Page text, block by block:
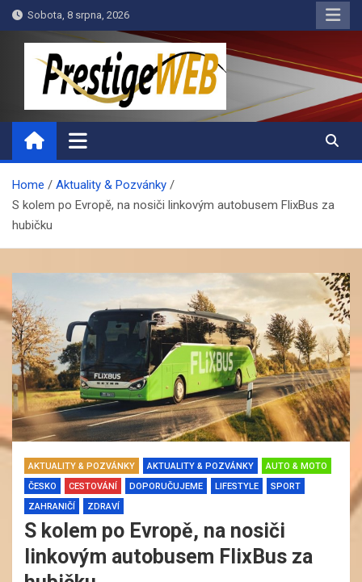
Skip
to
Sobota, 8 srpna, 2026
PrestigeWEB
Home
Aktuality & Pozvánky
S kolem po Evropě, na nosiči linkovým autobusem FlixBus za
hubičku
AKTUALITY & POZVÁNKY AKTUALITY & POZVÁNKY
AUTO & MOTO
ČESKO
CESTOVÁNÍ DOPORUČUJEME LIFESTYLE
SPORT
ZAHRANIČÍ
ZDRAVÍ
S kolem po Evropě, na nosiči
linkovým autobusem FlixBus za